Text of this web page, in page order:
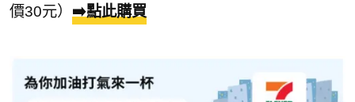
價30元） ➡️點此購買